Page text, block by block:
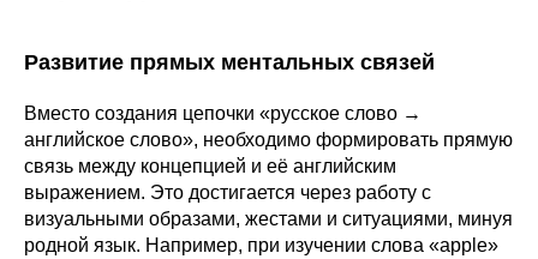
Развитие прямых ментальных связей
Вместо создания цепочки «русское слово →
английское слово», необходимо формировать прямую
связь между концепцией и её английским
выражением. Это достигается через работу с
визуальными образами, жестами и ситуациями, минуя
родной язык. Например, при изучении слова «apple»